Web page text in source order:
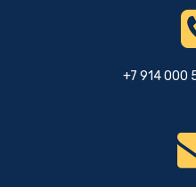
+7 914 000